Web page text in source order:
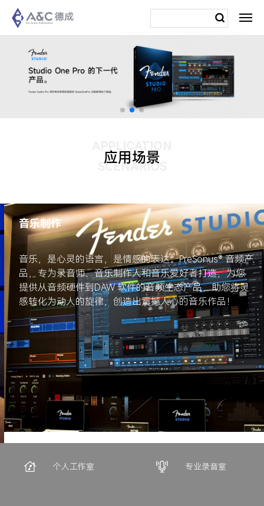
应用场景
SCENARIOS
音乐制作
音乐，是心灵的语言，是情感的表达。PreSonus® 音频产
品，专为录音师、音乐制作人和音乐爱好者打造，为您
提供从音频硬件到DAW 软件的音频生态产品，助您将灵
感转化为动人的旋律，创造出震撼人心的音乐作品！
个人工作室 专业录音室